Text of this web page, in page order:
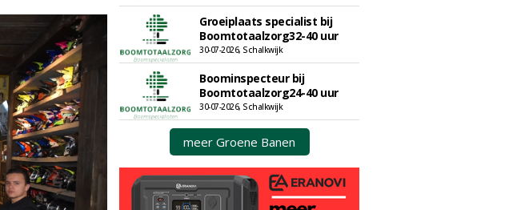
Groeiplaats specialist bij
Boomtotaalzorg32-40 uur
30-07-2026, Schalkwijk
Boominspecteur bij
Boomtotaalzorg24-40 uur
30-07-2026, Schalkwijk
meer Groene Banen